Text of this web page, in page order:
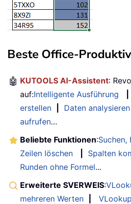
Beste Office-
🤖 KUTOOLS AI-Assistent:
auf:Intelligente Ausführung
erstellen
Daten
aufrufen…
Beliebte Funktionen:
Zeilen löschen
Spalten
Runden ohne Formel...
Erweiterte SVERWEIS:
mehreren Werten